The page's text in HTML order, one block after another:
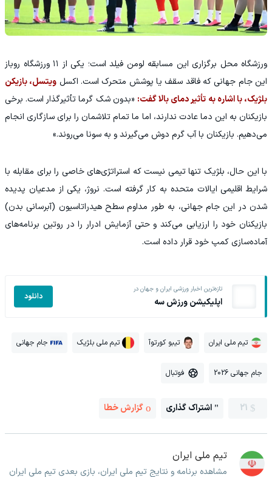
ورزشگاه محل برگزاری این مسابقه لومن فیلد است؛ یکی از ۱۱ ورزشگاه روباز
این جام جهانی که فاقد سقف یا پوشش متحرک است. اکسل ویتسل، بازیکن
بلژیک، با اشاره به تأثیر دمای بالا گفت: «بدون شک گرما تأثیرگذار است. برخی
بازیکنان به این دما عادت ندارند، اما ما تمام تلاشمان را برای سازگاری انجام
می‌دهیم. بازیکنان با آب گرم دوش می‌گیرند و به سونا می‌روند.»
با این حال، بلژیک تنها تیمی نیست که استراتژی‌های خاصی را برای مقابله با
شرایط اقلیمی ایالات متحده به کار گرفته است. نروژ، یکی از مدعیان پدیده
شدن در این جام جهانی، به طور مداوم سطح هیدراتاسیون (آبرسانی بدن)
بازیکنان خود را ارزیابی می‌کند و حتی آزمایش ادرار را در روتین برنامه‌های
آماده‌سازی کمپ خود قرار داده است.
تازه‌ترین اخبار ورزشی ایران و جهان در
اپلیکیشن ورزش سه دانلود
تیم ملی ایران تیبو کورتوآ تیم ملی بلژیک جام جهانی
جام جهانی 2026 فوتبال
21 اشتراک گذاری گزارش خطا
تیم ملی ایران
مشاهده برنامه و نتایج تیم ملی ایران، بازی بعدی تیم ملی ایران